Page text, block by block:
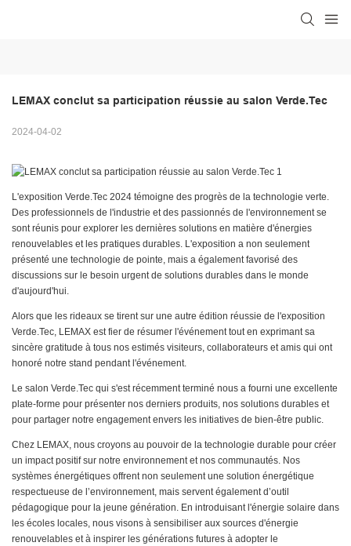
LEMAX conclut sa participation réussie au salon Verde.Tec
2024-04-02
L'exposition Verde.Tec 2024 témoigne des progrès de la technologie verte.
Des professionnels de l'industrie et des passionnés de l'environnement se
sont réunis pour explorer les dernières solutions en matière d'énergies
renouvelables et les pratiques durables. L'exposition a non seulement
présenté une technologie de pointe, mais a également favorisé des
discussions sur le besoin urgent de solutions durables dans le monde
d'aujourd'hui.
Alors que les rideaux se tirent sur une autre édition réussie de l'exposition
Verde.Tec, LEMAX est fier de résumer l'événement tout en exprimant sa
sincère gratitude à tous nos estimés visiteurs, collaborateurs et amis qui ont
honoré notre stand pendant l'événement.
Le salon Verde.Tec qui s'est récemment terminé nous a fourni une excellente
plate-forme pour présenter nos derniers produits, nos solutions durables et
pour partager notre engagement envers les initiatives de bien-être public.
Chez LEMAX, nous croyons au pouvoir de la technologie durable pour créer
un impact positif sur notre environnement et nos communautés. Nos
systèmes énergétiques offrent non seulement une solution énergétique
respectueuse de l’environnement, mais servent également d’outil
pédagogique pour la jeune génération. En introduisant l'énergie solaire dans
les écoles locales, nous visons à sensibiliser aux sources d'énergie
renouvelables et à inspirer les générations futures à adopter le